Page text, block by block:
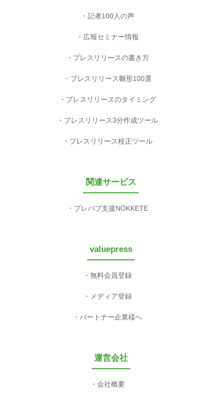
記者100人の声
広報セミナー情報
プレスリリースの書き方
プレスリリース雛形100選
プレスリリースのタイミング
プレスリリース3分作成ツール
プレスリリース校正ツール
関連サービス
プレパブ支援NOKKETE
valuepress
無料会員登録
メディア登録
パートナー企業様へ
運営会社
会社概要